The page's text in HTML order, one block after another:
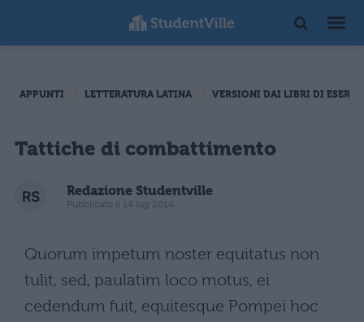
APPUNTI LETTERATURA LATINA VERSIONI DAI LIBRI DI
Tattiche di combattimento
Redazione Studentville
Pubblicato il 14 lug 2014
Quorum impetum noster equitatus non
tulit, sed, paulatim loco motus, ei
cedendum fuit, equitesque Pompei hoc